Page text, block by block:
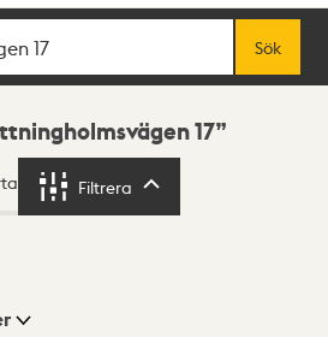
Sök
17
Filtrera